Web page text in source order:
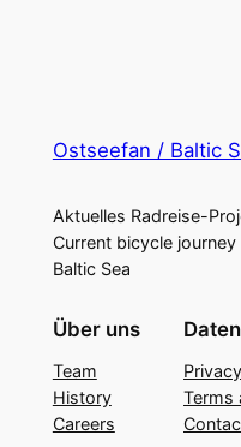
Ostseefan / Baltic
Aktuelles Radreise-
Current bicycle
Baltic Sea
Über uns
Team
History
Careers
Terms